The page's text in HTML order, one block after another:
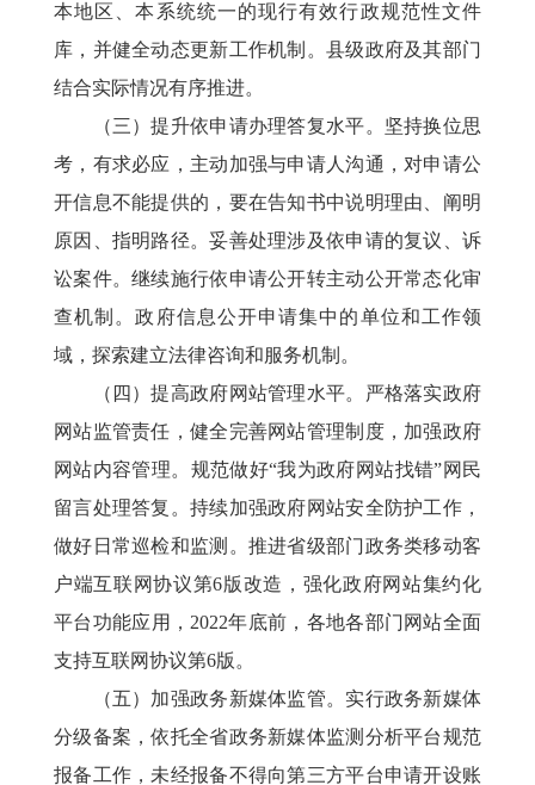
本地区、本系统统一的现行有效行政规范性文件
库，并健全动态更新工作机制。县级政府及其部门
结合实际情况有序推进。
（三）提升依申请办理答复水平。坚持换位思
考，有求必应，主动加强与申请人沟通，对申请公
开信息不能提供的，要在告知书中说明理由、阐明
原因、指明路径。妥善处理涉及依申请的复议、诉
讼案件。继续施行依申请公开转主动公开常态化审
查机制。政府信息公开申请集中的单位和工作领
域，探索建立法律咨询和服务机制。
（四）提高政府网站管理水平。严格落实政府
网站监管责任，健全完善网站管理制度，加强政府
网站内容管理。规范做好“我为政府网站找错”网民
留言处理答复。持续加强政府网站安全防护工作，
做好日常巡检和监测。推进省级部门政务类移动客
户端互联网协议第6版改造，强化政府网站集约化
平台功能应用，2022年底前，各地各部门网站全面
支持互联网协议第6版。
（五）加强政务新媒体监管。实行政务新媒体
分级备案，依托全省政务新媒体监测分析平台规范
报备工作，未经报备不得向第三方平台申请开设账